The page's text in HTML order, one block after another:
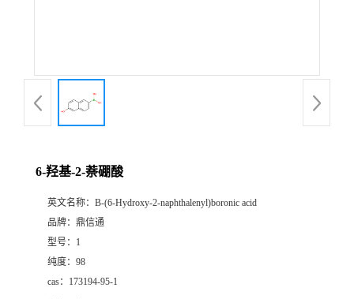
6-羟基-2-萘硼酸
英文名称： B-(6-Hydroxy-2-naphthalenyl)boronic acid
品牌： 鼎信通
型号： 1
纯度： 98
cas： 173194-95-1